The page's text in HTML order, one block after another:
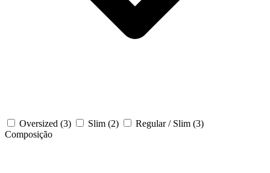
Oversized (3) Slim (2) Regular / Slim (3)
Composição